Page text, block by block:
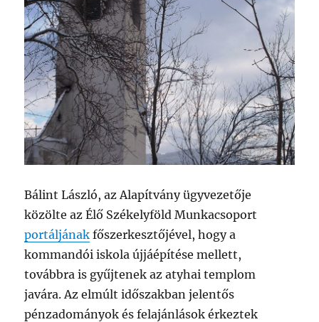
Bálint László, az Alapítvány ügyvezetője
közölte az Élő Székelyföld Munkacsoport
portáljának főszerkesztőjével, hogy a
kommandói iskola újjáépítése mellett,
továbbra is gyűjtenek az atyhai templom
javára. Az elmúlt időszakban jelentős
pénzadományok és felajánlások érkeztek